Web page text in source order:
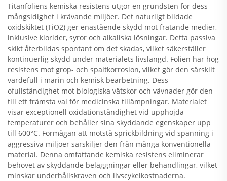
Titanfoliens kemiska resistens utgör en grundsten för dess
mångsidighet i krävande miljöer. Det naturligt bildade
oxidskiktet (TiO2) ger enastående skydd mot frätande medier,
inklusive klorider, syror och alkaliska lösningar. Detta passiva
skikt återbildas spontant om det skadas, vilket säkerställer
kontinuerlig skydd under materialets livslängd. Folien har hög
resistens mot grop- och spaltkorrosion, vilket gör den särskilt
värdefull i marin och kemisk bearbetning. Dess
ofullständighet mot biologiska vätskor och vävnader gör den
till ett främsta val för medicinska tillämpningar. Materialet
visar exceptionell oxidationståndighet vid upphöjda
temperaturer och behåller sina skyddande egenskaper upp
till 600°C. Förmågan att motstå sprickbildning vid spänning i
aggressiva miljöer särskiljer den från många konventionella
material. Denna omfattande kemiska resistens eliminerar
behovet av skyddande beläggningar eller behandlingar, vilket
minskar underhållskraven och livscykelkostnaderna.